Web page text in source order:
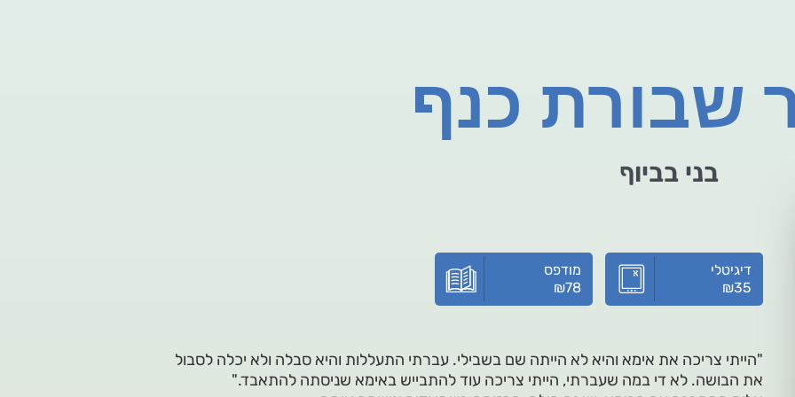
שבורת כנף
בני בביוף
דיגיטלי
₪35
מודפס
₪78
"הייתי צריכה את אימא והיא לא הייתה שם בשבילי. עברתי התעללות והיא סבלה ולא יכלה לסבול
את הבושה. לא די במה שעברתי, הייתי צריכה עוד להתבייש באימא שניסתה להתאבד."